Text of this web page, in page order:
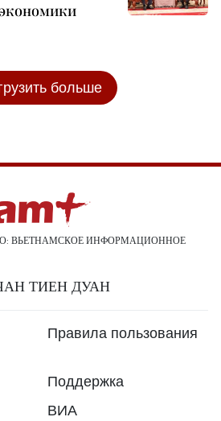
больше
ВЬЕТНАМСКОЕ ИНФОРМАЦИОННОЕ
ЧАН ТИЕН ДУАН
Правила пользования
Поддержка
ВИА